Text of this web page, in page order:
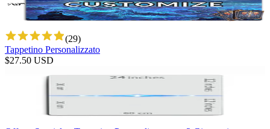
(29)
Tappetino Personalizzato
$27.50 USD